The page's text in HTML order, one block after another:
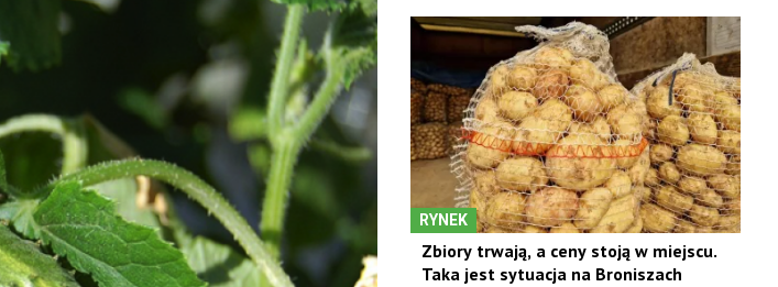
RYNEK
Zbiory trwają, a ceny stoją w miejscu.
Taka jest sytuacja na Broniszach